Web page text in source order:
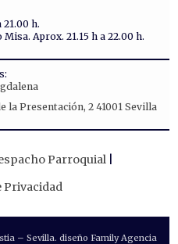
h.
Aprox. 21.15 h a 22.00 h.
la Presentación, 2 41001 Sevilla
Parroquial
Privacidad
– Sevilla. diseño Family Agencia